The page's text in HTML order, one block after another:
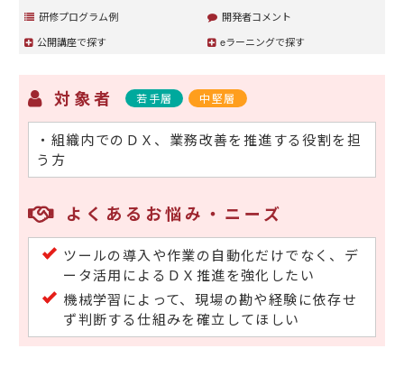
研修プログラム例
開発者コメント
公開講座で探す
eラーニングで探す
対象者 若手層 中堅層
・組織内でのＤＸ、業務改善を推進する役割を担
う方
よくあるお悩み・ニーズ
ツールの導入や作業の自動化だけでなく、デ
ータ活用によるＤＸ推進を強化したい
機械学習によって、現場の勘や経験に依存せ
ず判断する仕組みを確立してほしい